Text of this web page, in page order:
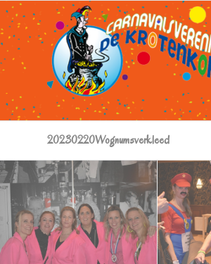
20230220Wognumsverkleed